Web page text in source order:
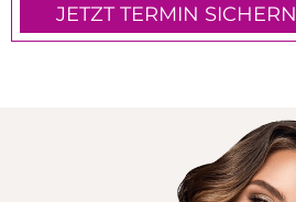
JETZT TERMIN SICHERN